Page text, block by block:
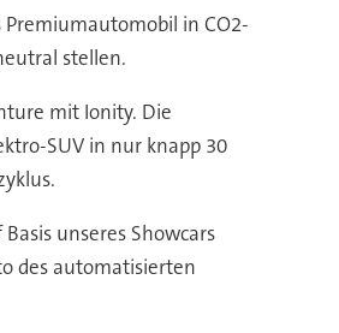
in CO2-
stellen.
mit Ionity. Die
SUV in nur knapp 30
unseres Showcars
des automatisierten